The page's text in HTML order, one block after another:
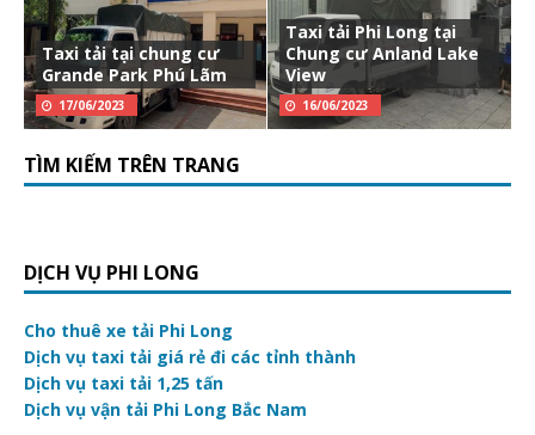
Taxi tải tại chung cư
Grande Park Phú Lãm
17/06/2023
Taxi tải Phi Long tại
Chung cư Anland Lake
View
16/06/2023
TÌM KIẾM TRÊN TRANG
DỊCH VỤ PHI LONG
Cho thuê xe tải Phi Long
Dịch vụ taxi tải giá rẻ đi các tỉnh thành
Dịch vụ taxi tải 1,25 tấn
Dịch vụ vận tải Phi Long Bắc Nam